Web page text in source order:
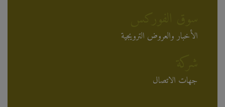
الأخبار والعروض الترويجية
جهات الاتصال